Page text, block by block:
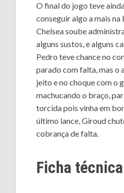
O final do jogo teve
conseguir algo a mais
Chelsea soube
alguns sustos, e alguns
Pedro teve chance no
parado com falta, mas o
jeito e no choque com o
machucando o braço,
torcida pois vinha em
último lance, Giroud
cobrança de falta.
Ficha